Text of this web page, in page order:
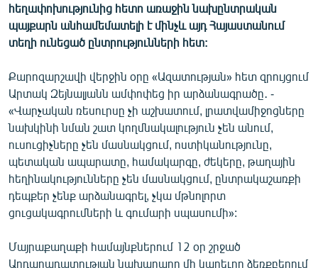
ՁԳՏԵԼՈՎ ԼԱՎԱԳՈՒՅՆԻՆ
ՓՈԴՔԱՍԹ
Հայերեն
English
Русский
ՀԵՏԵՎԵՔ ՄԵԶ
«Ազատության» բոլոր կայքերը
հեղափոխությունից հետո առաջին նախընտրական
պայքարն անհամեմատելի է մինչև այդ Հայաստանում
տեղի ունեցած ընտրությունների հետ:
Քարոզարշավի վերջին օրը «Ազատության» հետ զրույցում
Արտակ Զեյնալյանն ամփոփեց իր արձանագրածը․ -
«Վարչական ռեսուրսը չի աշխատում, լրատվամիջոցները
նախկինի նման շատ կողմնակալություն չեն անում,
ուսուցիչները չեն մասնակցում, ոստիկանությունը,
պետական ապարատը, համակարգը, ժեկերը, թաղային
հեղինակությունները չեն մասնակցում, ընտրակաշառքի
դեպքեր չենք արձանագրել, չկա մթնոլորտ
ցուցակագրումների և գումարի սպասումի»:
Մայրաքաղաքի համայնքներում 12 օր շրջած
Արդարադատության նախարարը մի կարեւոր ձեռքբերում